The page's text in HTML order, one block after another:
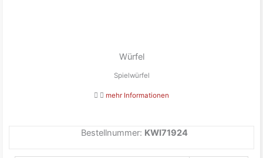
Würfel
Spielwürfel
mehr Informationen
Bestellnummer: KWI71924